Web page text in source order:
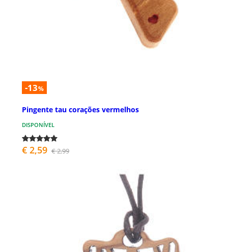
-13%
Pingente tau corações vermelhos
DISPONÍVEL
€ 2,59 € 2,99